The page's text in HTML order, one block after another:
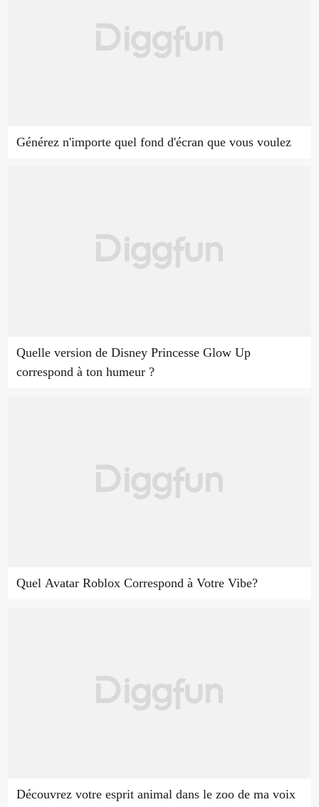
Générez n'importe quel fond d'écran que vous voulez
Quelle version de Disney Princesse Glow Up
correspond à ton humeur ?
Quel Avatar Roblox Correspond à Votre Vibe?
Découvrez votre esprit animal dans le zoo de ma voix